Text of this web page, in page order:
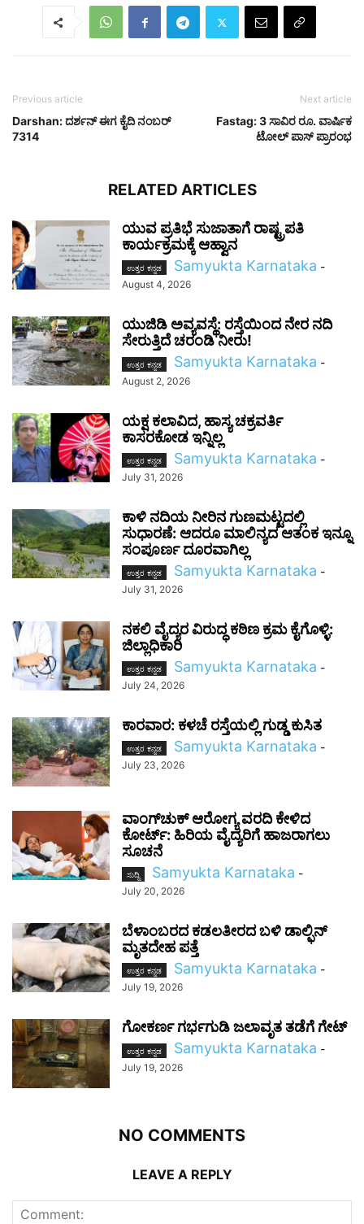
Previous article
Darshan: ದರ್ಶನ್‌ ಈಗ ಕೈದಿ ನಂಬರ್‌
7314
Next article
Fastag: 3 ಸಾವಿರ ರೂ. ವಾರ್ಷಿಕ
ಟೋಲ್‌ ಪಾಸ್‌ ಪ್ರಾರಂಭ
RELATED ARTICLES
ಯುವ ಪ್ರತಿಭೆ ಸುಜಾತಾಗೆ ರಾಷ್ಟ್ರಪತಿ
ಕಾರ್ಯಕ್ರಮಕ್ಕೆ ಆಹ್ವಾನ
ಉತ್ತರ ಕನ್ನಡ Samyukta Karnataka -
August 4, 2026
ಯುಜಿಡಿ ಅವ್ಯವಸ್ಥೆ: ರಸ್ತೆಯಿಂದ ನೇರ ನದಿ
ಸೇರುತ್ತಿದೆ ಚರಂಡಿ ನೀರು!
ಉತ್ತರ ಕನ್ನಡ Samyukta Karnataka -
August 2, 2026
ಯಕ್ಷ ಕಲಾವಿದ, ಹಾಸ್ಯ ಚಕ್ರವರ್ತಿ
ಕಾಸರಕೋಡ ಇನ್ನಿಲ್ಲ
ಉತ್ತರ ಕನ್ನಡ Samyukta Karnataka -
July 31, 2026
ಕಾಳಿ ನದಿಯ ನೀರಿನ ಗುಣಮಟ್ಟದಲ್ಲಿ
ಸುಧಾರಣೆ: ಆದರೂ ಮಾಲಿನ್ಯದ ಆತಂಕ ಇನ್ನೂ
ಸಂಪೂರ್ಣ ದೂರವಾಗಿಲ್ಲ
ಉತ್ತರ ಕನ್ನಡ Samyukta Karnataka -
July 31, 2026
ನಕಲಿ ವೈದ್ಯರ ವಿರುದ್ಧ ಕಠಿಣ ಕ್ರಮ ಕೈಗೊಳ್ಳಿ:
ಜಿಲ್ಲಾಧಿಕಾರಿ
ಉತ್ತರ ಕನ್ನಡ Samyukta Karnataka -
July 24, 2026
ಕಾರವಾರ: ಕಳಚೆ ರಸ್ತೆಯಲ್ಲಿ ಗುಡ್ಡ ಕುಸಿತ
ಉತ್ತರ ಕನ್ನಡ Samyukta Karnataka -
July 23, 2026
ವಾಂಗ್‌ಚುಕ್ ಆರೋಗ್ಯ ವರದಿ ಕೇಳಿದ
ಕೋರ್ಟ್: ಹಿರಿಯ ವೈದ್ಯರಿಗೆ ಹಾಜರಾಗಲು
ಸೂಚನೆ
ಸುದ್ದಿ Samyukta Karnataka -
July 20, 2026
ಬೆಳಾಂಬರದ ಕಡಲತೀರದ ಬಳಿ ಡಾಲ್ಫಿನ್
ಮೃತದೇಹ ಪತ್ತೆ
ಉತ್ತರ ಕನ್ನಡ Samyukta Karnataka -
July 19, 2026
ಗೋಕರ್ಣ ಗರ್ಭಗುಡಿ ಜಲಾವೃತ ತಡೆಗೆ ಗೇಟ್
ಉತ್ತರ ಕನ್ನಡ Samyukta Karnataka -
July 19, 2026
NO COMMENTS
LEAVE A REPLY